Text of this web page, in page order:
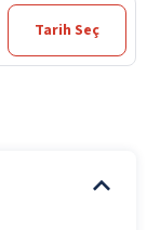
Tarih Seç